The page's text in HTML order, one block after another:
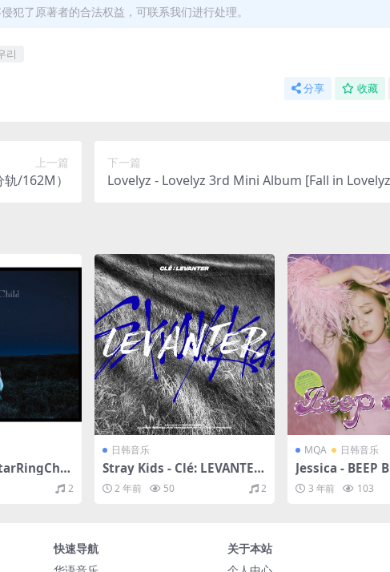
犯了原著者的合法权益，可联系我们进行处理。
리
分享 收藏
上一篇
/162M）
下一篇
Lovelyz - Lovelyz 3rd Mini Album [Fall in
EP分轨/2
44.1kHz)
2
日韩音乐
Stray Kids - Clé: LEVANTER
（2019/FLAC/EP分轨/166
M）
2 年前 50 2
MQA 日韩音乐
Jessica - BEEP
FLAC/EP分轨/
16bit/44.1kHz)
3 年前 103
快速导航
关于本站